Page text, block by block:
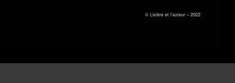
© Lisière et l’auteur – 2022